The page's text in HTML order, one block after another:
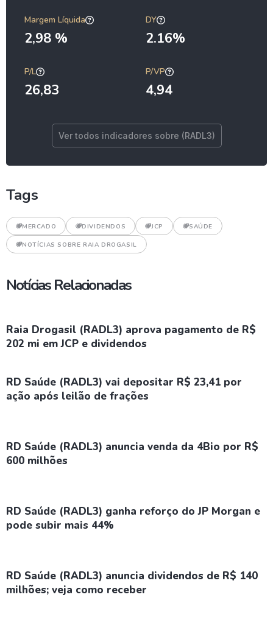
Margem Líquida
2,98 %
DY
2.16%
P/L
26,83
P/VP
4,94
Ver todos indicadores sobre (RADL3)
Tags
MERCADO DIVIDENDOS JCP SAÚDE
NOTÍCIAS SOBRE RAIA DROGASIL
Notícias Relacionadas
Raia Drogasil (RADL3) aprova pagamento de R$
202 mi em JCP e dividendos
RD Saúde (RADL3) vai depositar R$ 23,41 por
ação após leilão de frações
RD Saúde (RADL3) anuncia venda da 4Bio por R$
600 milhões
RD Saúde (RADL3) ganha reforço do JP Morgan e
pode subir mais 44%
RD Saúde (RADL3) anuncia dividendos de R$ 140
milhões; veja como receber